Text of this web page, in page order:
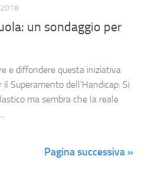
un sondaggio per
e diffondere questa iniziativa
Superamento dell’Handicap: Si
ma sembra che la reale
Pagina successiva »